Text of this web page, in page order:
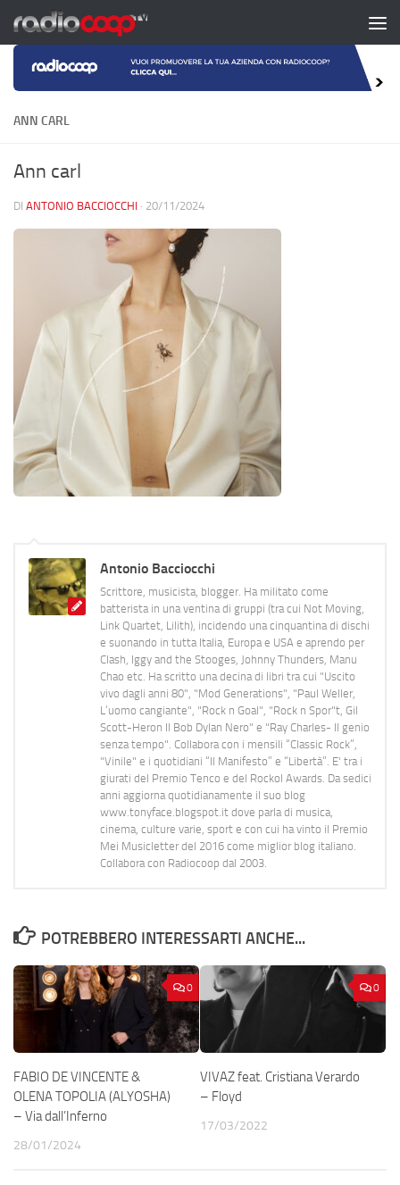
Salta al contenuto
ANN CARL
Ann carl
DI ANTONIO BACCIOCCHI · 20/11/2024
Antonio Bacciocchi
Scrittore, musicista, blogger. Ha militato come
batterista in una ventina di gruppi (tra cui Not Moving,
Link Quartet, Lilith), incidendo una cinquantina di dischi
e suonando in tutta Italia, Europa e USA e aprendo per
Clash, Iggy and the Stooges, Johnny Thunders, Manu
Chao etc. Ha scritto una decina di libri tra cui "Uscito
vivo dagli anni 80", "Mod Generations", "Paul Weller,
L’uomo cangiante", "Rock n Goal", "Rock n Spor"t, Gil
Scott-Heron Il Bob Dylan Nero" e "Ray Charles- Il genio
senza tempo". Collabora con i mensili “Classic Rock”,
"Vinile" e i quotidiani “Il Manifesto” e “Libertà”. E' tra i
giurati del Premio Tenco e del Rockol Awards. Da sedici
anni aggiorna quotidianamente il suo blog
www.tonyface.blogspot.it dove parla di musica,
cinema, culture varie, sport e con cui ha vinto il Premio
Mei Musicletter del 2016 come miglior blog italiano.
Collabora con Radiocoop dal 2003.
POTREBBERO INTERESSARTI ANCHE...
0
FABIO DE VINCENTE &
OLENA TOPOLIA (ALYOSHA)
– Via dall’Inferno
28/01/2024
0
VIVAZ feat. Cristiana Verardo
– Floyd
17/03/2022